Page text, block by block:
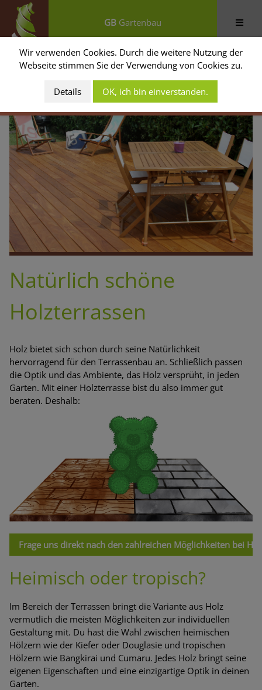
Wir verwenden Cookies. Durch die weitere Nutzung der
Webseite stimmen Sie der Verwendung von Cookies zu.
Details OK, ich bin einverstanden.
GB Gartenbau
Holzterrasse
Natürlich schöne
Holzterrassen
Holz bietet sich schon durch seine Natürlichkeit
hervorragend für den Terrassenbau an. Schließlich passen
die Optik und das Ambiente, das Holz versprüht, in jeden
Garten. Mit einer Holzterrasse bist du also immer gut
beraten. Deshalb:
Frage uns direkt nach den zahlreichen Möglichkeiten bei
Heimisch oder tropisch?
Im Bereich der Terrassen bringt die Variante aus Holz
vermutlich die meisten Möglichkeiten zur individuellen
Gestaltung mit. Du hast die Wahl zwischen heimischen
Hölzern wie der Kiefer oder Douglasie und tropischen
Hölzern wie Bangkirai und Cumaru. Jedes Holz bringt seine
eigenen Eigenschaften und eine einzigartige Optik in deinen
Garten.